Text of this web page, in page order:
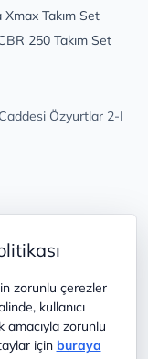
zorunlu çerezler
kullanıcı
zorunlu
için buraya
Xmax Takım Set
250 Takım Set
Özyurtlar 2-I